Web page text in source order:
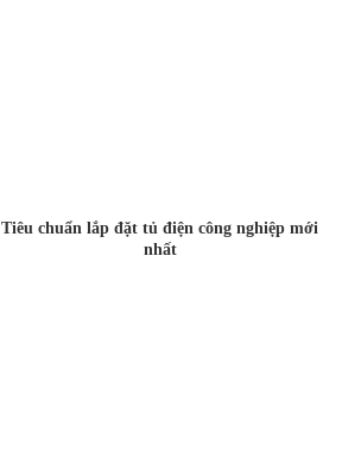
Tiêu chuẩn lắp đặt tủ điện công nghiệp mới
nhất